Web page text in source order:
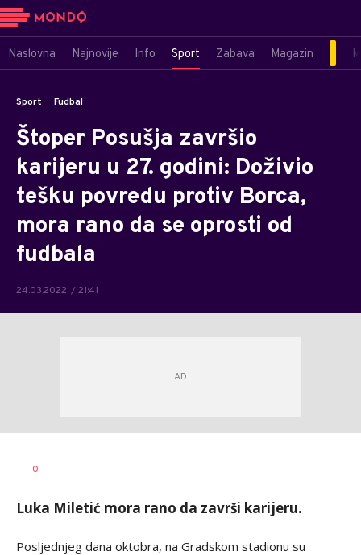
Naslovna Najnovije Info Sport Zabava Magazin
Sport Fudbal
Štoper Posušja završio
karijeru u 27. godini: Doživio
tešku povredu protiv Borca,
mora rano da se oprosti od
fudbala
24.03.2022. / 21:41
AUTOR
0
Luka Miletić mora rano da završi karijeru.
Posljednjeg dana oktobra, na Gradskom stadionu su